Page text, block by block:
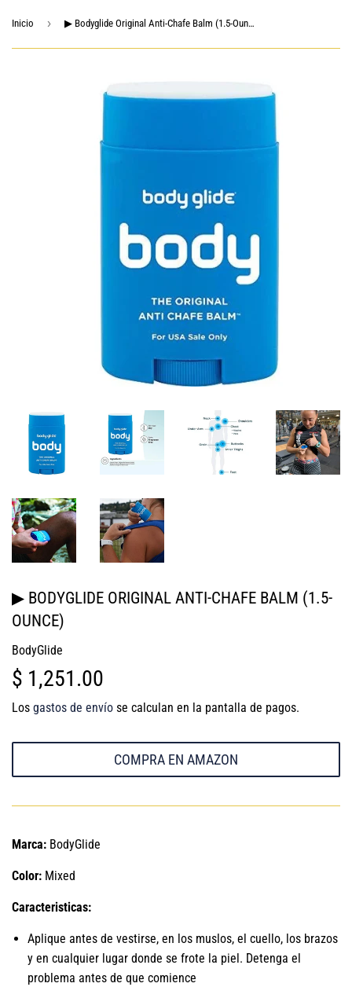
Inicio › ▶ Bodyglide Original Anti-Chafe Balm (1.5-Ounce)
▶ BODYGLIDE ORIGINAL ANTI-CHAFE BALM (1.5-
OUNCE)
BodyGlide
$ 1,251.00
1,251.00
Los gastos de envío se calculan en la pantalla de pagos.
COMPRA EN AMAZON
Marca: BodyGlide
Color: Mixed
Caracteristicas:
Aplique antes de vestirse, en los muslos, el cuello, los brazos
y en cualquier lugar donde se frote la piel. Detenga el
problema antes de que comience